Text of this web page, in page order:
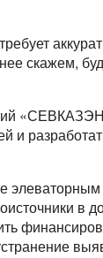
скажем,
и
в